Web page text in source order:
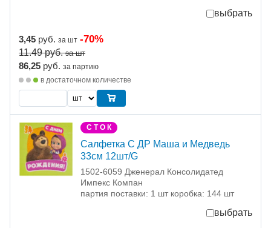
выбрать
3,45 руб. за шт -70%
11.49руб. за шт
86,25 руб. за партию
в достаточном количестве
С Т О К
Салфетка С ДР Маша и Медведь
33см 12шт/G
1502-6059 Дженерал Консолидатед
Импекс Компан
партия поставки: 1 шт коробка: 144 шт
выбрать